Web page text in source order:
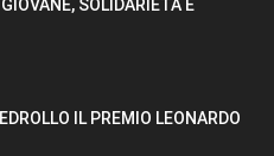
SOLIDARIETÀ E
IL PREMIO LEONARDO